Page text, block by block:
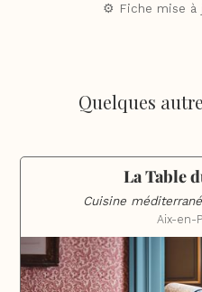
⚙️ Fiche mise à
Quelques
La Table
Cuisine
Aix-en-